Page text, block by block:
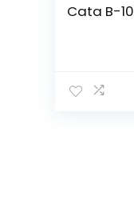
Cata B-10